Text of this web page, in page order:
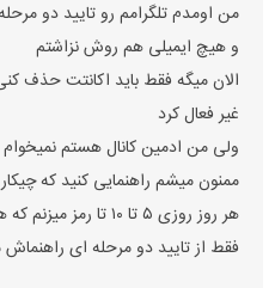
من اومدم تلگرامم رو تایید دو
و هیچ ایمیلی هم روش نزاشتم
الان میگه فقط باید اکانتت حذف
غیر فعال کرد
ولی من ادمین کانال هستم
ممنون میشم راهنمایی کنید که
هر روز روزی ۵ تا ۱۰ تا رمز میزنم که همشون اشتباه هستن
فقط از تایید دو مرحله ای راهنماش